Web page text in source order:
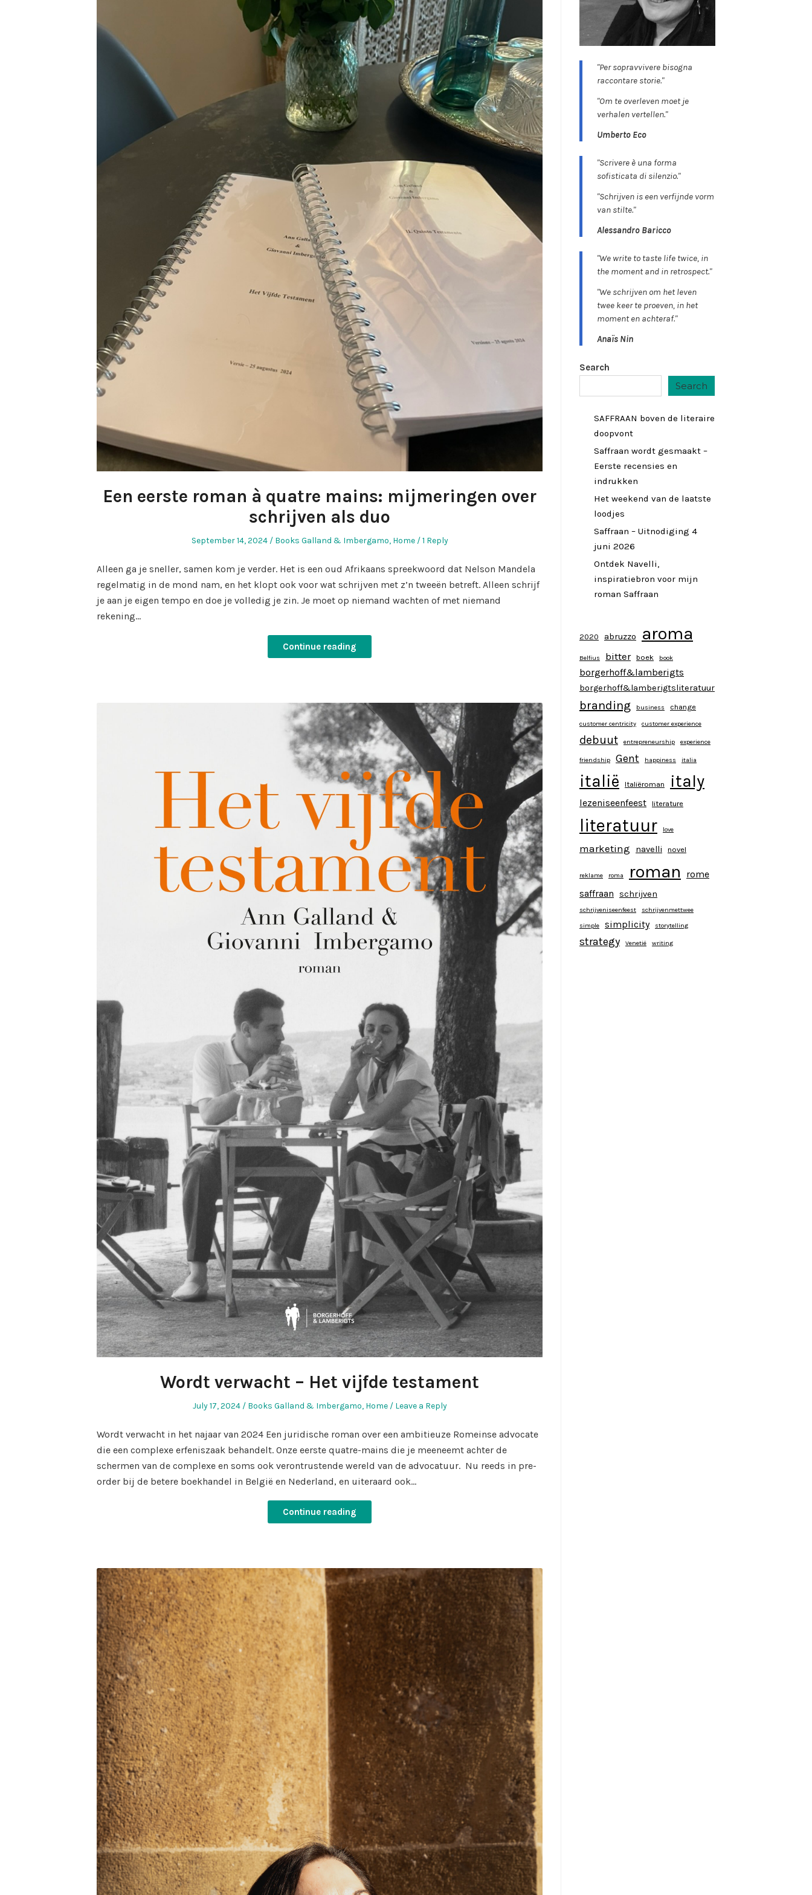
Een eerste roman à quatre mains: mijmeringen over
schrijven als duo
Posted
September 14, 2024
Posted
Books Galland & Imbergamo, Home 1 Reply
Alleen ga je sneller, samen kom je verder. Het is een oud Afrikaans spreekwoord dat Nelson Mandela
regelmatig in de mond nam, en het klopt ook voor wat schrijven met z’n tweeën betreft. Alleen schrijf
je aan je eigen tempo en doe je volledig je zin. Je moet op niemand wachten of met niemand
rekening…
Continue reading
Wordt verwacht – Het vijfde testament
Posted
July 17, 2024
Posted
Books Galland & Imbergamo, Home Leave a Reply
Wordt verwacht in het najaar van 2024 Een juridische roman over een ambitieuze Romeinse advocate
die een complexe erfeniszaak behandelt. Onze eerste quatre-mains die je meeneemt achter de
schermen van de complexe en soms ook verontrustende wereld van de advocatuur. Nu reeds in pre-
order bij de betere boekhandel in België en Nederland, en uiteraard ook…
Continue reading
"Per sopravvivere bisogna
raccontare storie."
"Om te overleven moet je
verhalen vertellen."
Umberto Eco
"Scrivere è una forma
sofisticata di silenzio."
"Schrijven is een verfijnde vorm
van stilte."
Alessandro Baricco
"We write to taste life twice, in
the moment and in retrospect."
"We schrijven om het leven
twee keer te proeven, in het
moment en achteraf."
Anaïs Nin
Search
Search
SAFFRAAN boven de literaire
doopvont
Saffraan wordt gesmaakt –
Eerste recensies en
indrukken
Het weekend van de laatste
loodjes
Saffraan – Uitnodiging 4
juni 2026
Ontdek Navelli,
inspiratiebron voor mijn
roman Saffraan
2020 abruzzo aroma
Belfius bitter boek book
borgerhoff&lamberigts
borgerhoff&lamberigtsliteratuur
branding business change
customer centricity customer experience
debuut entrepreneurship experience
friendship Gent happiness italia
italië Italiëroman italy
lezeniseenfeest literature
literatuur love
marketing navelli novel
reklame roma roman
rome
saffraan
schrijven
schrijveniseenfeest
schrijvenmettwee
simple
simplicity storytelling
strategy Venetië writing